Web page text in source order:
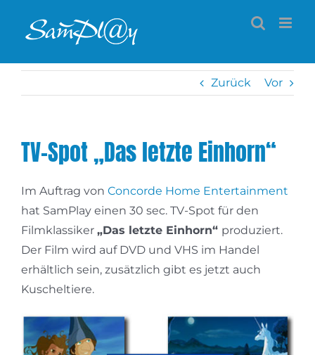
Inhalt
Zurück Vor
TV-Spot „Das letzte Einhorn“
Im Auftrag von Concorde Home Entertainment
hat SamPlay einen 30 sec. TV-Spot für den
Filmklassiker „Das letzte Einhorn“ produziert.
Der Film wird auf DVD und VHS im Handel
erhältlich sein, zusätzlich gibt es jetzt auch
Kuscheltiere.